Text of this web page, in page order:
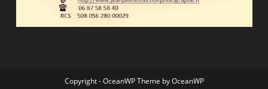
Copyright - OceanWP Theme by OceanWP